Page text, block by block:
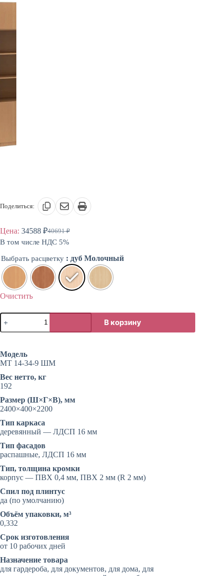
Поделиться:
Цена: 40691₽
Первоначальная
цена
40691 ₽.
34588 ₽Текущая
цена:
В том числе НДС 5%
Выбрать расцветку : дуб Молочный
Очистить
Количество
товара
Секция
шкафов
с
антресолями
В корзину
Модель
МТ 14-34-9 ШМ
Вес нетто, кг
192
Размер (Ш×Г×В), мм
2400×400×2200
Тип каркаса
деревянный — ЛДСП 16 мм
Тип фасадов
распашные, ЛДСП 16 мм
Тип, толщина кромки
корпус — ПВХ 0,4 мм, ПВХ 2 мм (R 2 мм)
Спил под плинтус
да (по умолчанию)
Объём упаковки, м³
0,332
Срок изготовления
от 10 рабочих дней
Назначение товара
для гардероба, для документов, для дома, для